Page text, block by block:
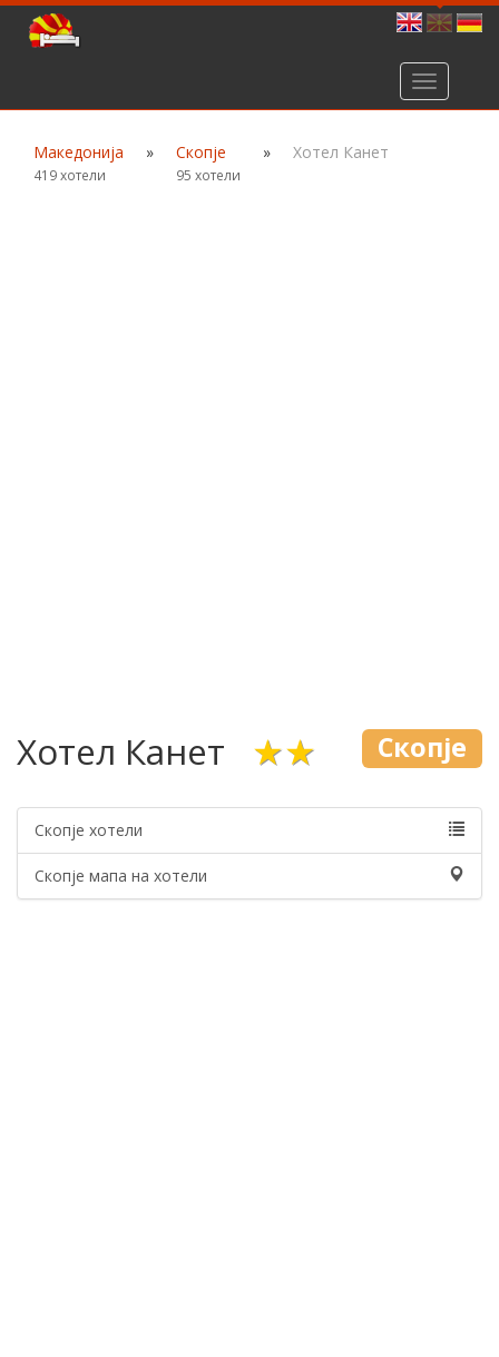
Toggle
navigation
Македонија
419 хотели
» Скопје
95 хотели
» Хотел Канет
Хотел Канет ★★ Скопје
Скопје хотели
Скопје мапа на хотели